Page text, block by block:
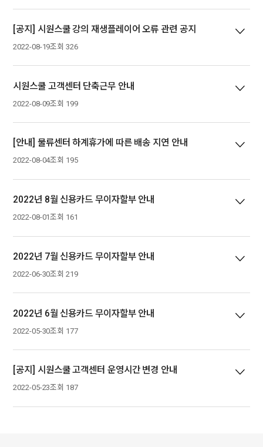
[공지] 시원스쿨 강의 재생플레이어 오류 관련 공지
2022-08-19조회 326
시원스쿨 고객센터 단축근무 안내
2022-08-09조회 199
[안내] 물류센터 하계휴가에 따른 배송 지연 안내
2022-08-04조회 195
2022년 8월 신용카드 무이자할부 안내
2022-08-01조회 161
2022년 7월 신용카드 무이자할부 안내
2022-06-30조회 219
2022년 6월 신용카드 무이자할부 안내
2022-05-30조회 177
[공지] 시원스쿨 고객센터 운영시간 변경 안내
2022-05-23조회 187